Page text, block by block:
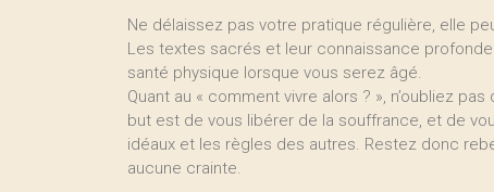
Ne délaissez pas votre pratique régulière, elle
Les textes sacrés et leur connaissance
santé physique lorsque vous serez âgé.
Quant au « comment vivre alors ? », n’oubliez
but est de vous libérer de la souffrance, et de
idéaux et les règles des autres. Restez donc
aucune crainte.